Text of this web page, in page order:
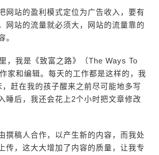
网站的盈利模式定位为广告收入，要有
网站的流量就必须大，网站的流量靠的
。
，我是《致富之路》（The Ways To
家和编辑。每天的工作都是这样的，我
赶在我的孩子醒来之前尽可能地多写
睡后，我还会花上2个小时把文章修改
撰稿人合作，以产生新的内容，而我处
传，这大大增加了内容的质量，让我专